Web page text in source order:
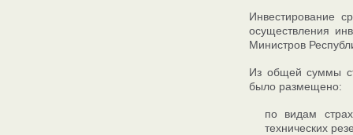
Инвестирование
осуществления
Министров
Из общей суммы
было размещено:
по видам
технических